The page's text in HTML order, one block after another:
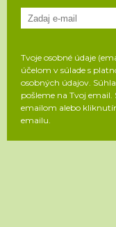
Tvoje osobné údaje
účelom v súlade s
osobných údajov.
pošleme na Tvoj
emailom alebo
emailu.